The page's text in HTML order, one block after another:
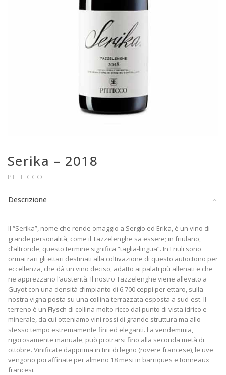
Serika – 2018
PITTICCO
Descrizione
Il “Serika”, nome che rende omaggio a Sergio ed Erika, è un vino di
grande personalità, come il Tazzelenghe sa essere; in friulano,
d’altronde, questo termine significa “taglia-lingua”. In Friuli sono
ormai rari gli ettari destinati alla coltivazione di questo autoctono per
eccellenza, che dà un vino deciso, adatto ai palati più allenati e che
ne apprezzano l’austerità. Il nostro Tazzelenghe viene allevato a
Guyot con una densità d’impianto di 6.700 ceppi per ettaro, sulla
nostra vigna posta su una collina terrazzata esposta a sud-est. Il
terreno è un Flysch di collina molto ricco dal punto di vista idrico e
minerale, da cui otteniamo vini rossi di grande struttura ma allo
stesso tempo estremamente fini ed eleganti. La vendemmia,
rigorosamente manuale, può protrarsi fino alla seconda metà di
ottobre. Vinificate dapprima in tini di legno (rovere francese), le uve
vengono poi affinate per almeno 18 mesi in barriques e tonneaux
francesi.